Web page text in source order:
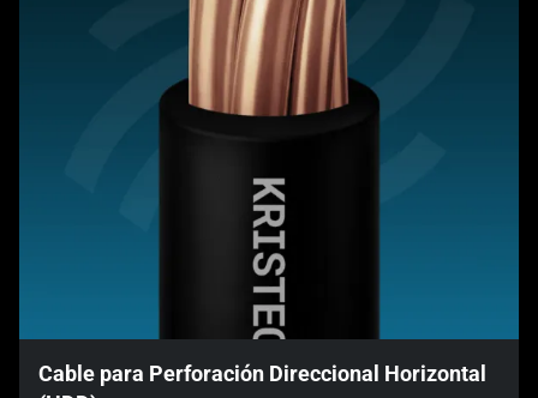
Cable para Perforación Direccional Horizontal